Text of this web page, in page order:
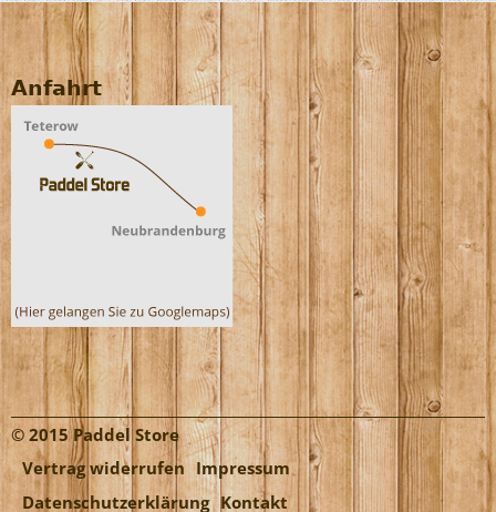
Anfahrt
© 2015 Paddel Store
Vertrag widerrufen Impressum
Datenschutzerklärung Kontakt